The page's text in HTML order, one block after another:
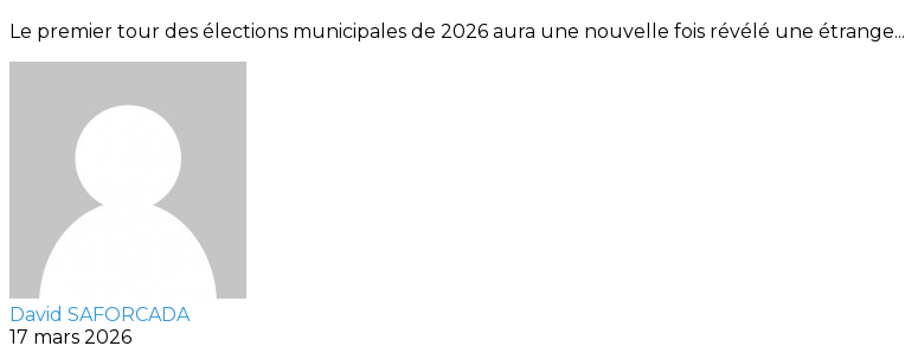
Le premier tour des élections municipales de 2026 aura une nouvelle fois révélé une étrange...
David SAFORCADA
17 mars 2026